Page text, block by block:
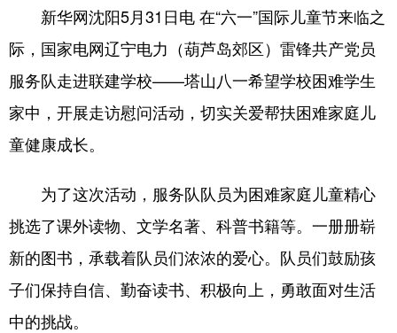
文化 教育 健康 旅游
体育 视频 直播 无人机
地方频道
辽宁 吉林 上海 江苏
浙江 安徽 福建 江西
山东 河南 湖北 湖南
新华网沈阳5月31日电 在“六一”国际儿童节来临之
际，国家电网辽宁电力（葫芦岛郊区）雷锋共产党员
服务队走进联建学校——塔山八一希望学校困难学生
家中，开展走访慰问活动，切实关爱帮扶困难家庭儿
童健康成长。
为了这次活动，服务队队员为困难家庭儿童精心
挑选了课外读物、文学名著、科普书籍等。一册册崭
新的图书，承载着队员们浓浓的爱心。队员们鼓励孩
子们保持自信、勤奋读书、积极向上，勇敢面对生活
中的挑战。